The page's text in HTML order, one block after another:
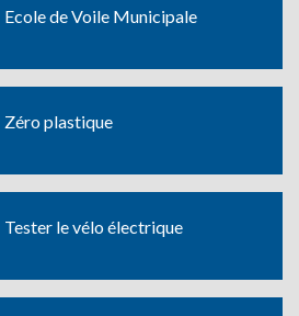
Ecole de Voile Municipale
Zéro plastique
Tester le vélo électrique